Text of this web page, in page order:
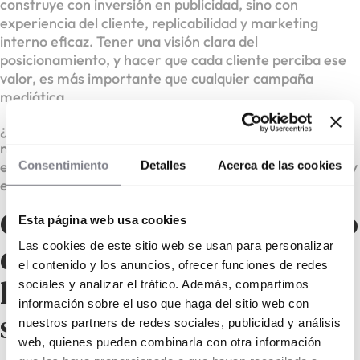
Consentimiento Detalles Acerca de las cookies
Esta página web usa cookies
Las cookies de este sitio web se usan para personalizar
el contenido y los anuncios, ofrecer funciones de redes
sociales y analizar el tráfico. Además, compartimos
información sobre el uso que haga del sitio web con
nuestros partners de redes sociales, publicidad y análisis
web, quienes pueden combinarla con otra información
construye con inversión en publicidad, sino con
experiencia del cliente, replicabilidad y marketing
interno eficaz. Tener una visión clara del
posicionamiento, y hacer que cada cliente perciba ese
valor, es más importante que cualquier campaña
mediática.
¿La diferencia clave? Mientras algunos apuestan por el
nombre propio, otros construyen redes sólidas. Y es en
esa red donde se genera valor real, retorno sostenible y
expansión constante.
Conclusión: ¿y si el futuro
del fitness no lo lideran
las estrellas, sino los
sistemas?